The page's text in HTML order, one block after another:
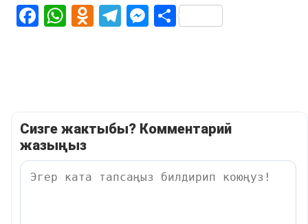
Facebook
WhatsApp
Odnoklassniki
Telegram
Messenger
Share
Сизге жактыбы? Комментарий
жазыңыз